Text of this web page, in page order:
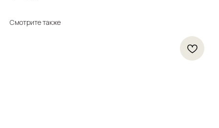
Смотрите также